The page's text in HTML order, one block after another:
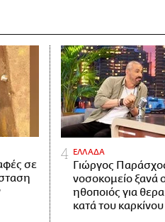
σε
ΕΛΛΑΔΑ
Γιώργος
νοσοκομείο ξανά
ηθοποιός για
κατά του καρκίνου